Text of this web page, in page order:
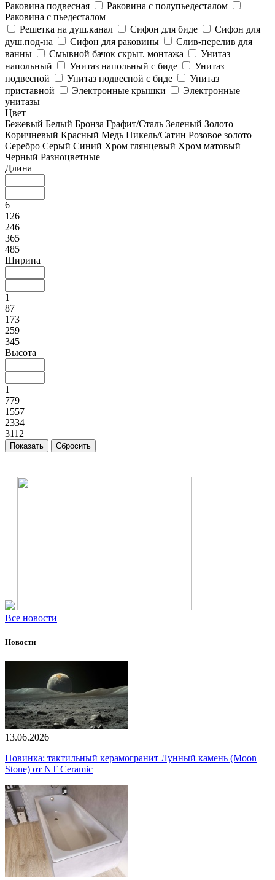
Раковина подвесная
Раковина с полупьедесталом
Раковина с пьедесталом
Решетка на душ.канал
Сифон для биде
Сифон для
душ.под-на
Сифон для раковины
Слив-перелив для
ванны
Смывной бачок скрыт. монтажа
Унитаз
напольный
Унитаз напольный с биде
Унитаз
подвесной
Унитаз подвесной с биде
Унитаз
приставной
Электронные крышки
Электронные
унитазы
Цвет
Бежевый Белый Бронза Графит/Сталь Зеленый Золото
Коричневый Красный Медь Никель/Сатин Розовое золото
Серебро Серый Синий Хром глянцевый Хром матовый
Черный Разноцветные
Длина
6
126
246
365
485
Ширина
1
87
173
259
345
Высота
1
779
1557
2334
3112
Все новости
Новости
13.06.2026
Новинка: тактильный керамогранит Лунный камень (Moon
Stone) от NT Ceramic